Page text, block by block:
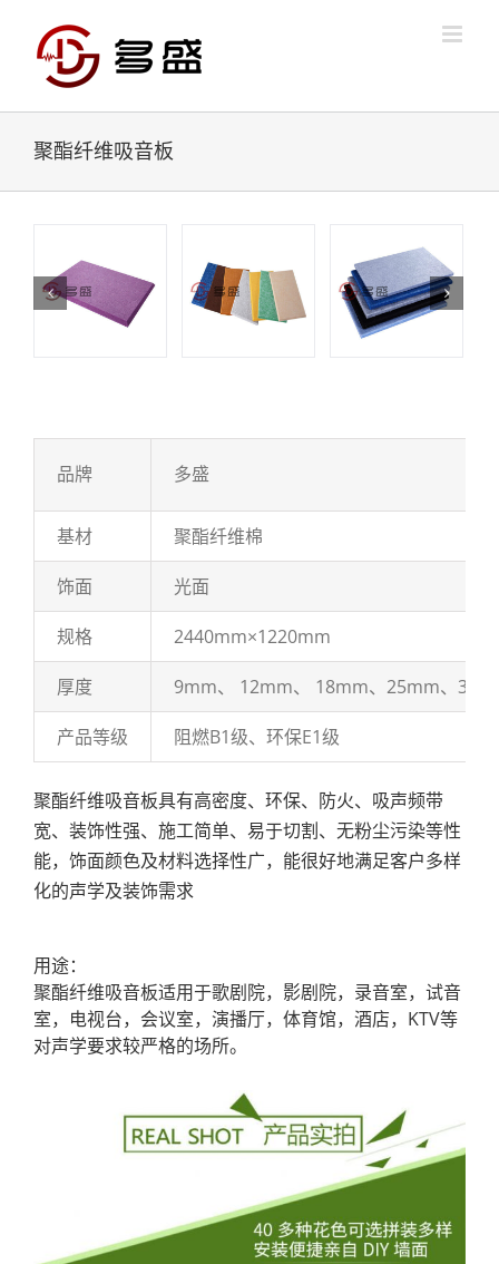
content
聚酯纤维吸音板
品牌 多盛
基材 聚酯纤维棉
饰面 光面
规格 2440mm×1220mm
厚度 9mm、 12mm、 18mm、25mm、
产品等级 阻燃B1级、环保E1级
聚酯纤维吸音板具有高密度、环保、防火、吸声频带
宽、装饰性强、施工简单、易于切割、无粉尘污染等性
能，饰面颜色及材料选择性广，能很好地满足客户多样
化的声学及装饰需求
用途：
聚酯纤维吸音板适用于歌剧院，影剧院，录音室，试音
室，电视台，会议室，演播厅，体育馆，酒店，KTV等
对声学要求较严格的场所。